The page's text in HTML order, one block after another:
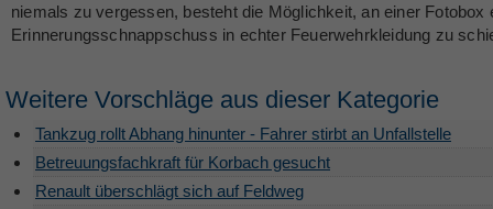
niemals zu vergessen, besteht die Möglichkeit, an einer Fotobox
Erinnerungsschnappschuss in echter Feuerwehrkleidung zu
Weitere Vorschläge aus dieser Kategorie
Tankzug rollt Abhang hinunter - Fahrer stirbt an Unfallstelle
Betreuungsfachkraft für Korbach gesucht
Renault überschlägt sich auf Feldweg